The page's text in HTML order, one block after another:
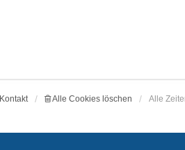
Kontakt Alle Cookies löschen Alle